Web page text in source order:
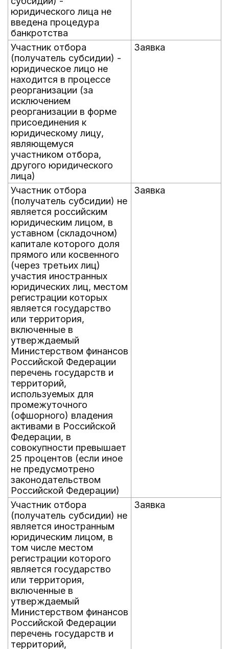
юридического лица не
введена процедура
банкротства
Участник отбора
(получатель субсидии) -
юридическое лицо не
находится в процессе
реорганизации (за
исключением
реорганизации в форме
присоединения к
юридическому лицу,
являющемуся
участником отбора,
другого юридического
лица)
Заявка
Участник отбора
(получатель субсидии) не
является российским
юридическим лицом, в
уставном (складочном)
капитале которого доля
прямого или косвенного
(через третьих лиц)
участия иностранных
юридических лиц, местом
регистрации которых
является государство
или территория,
включенные в
утверждаемый
Министерством финансов
Российской Федерации
перечень государств и
территорий,
используемых для
промежуточного
(офшорного) владения
активами в Российской
Федерации, в
совокупности превышает
25 процентов (если иное
не предусмотрено
законодательством
Российской Федерации)
Заявка
Участник отбора
(получатель субсидии) не
является иностранным
юридическим лицом, в
том числе местом
регистрации которого
является государство
или территория,
включенные в
утверждаемый
Министерством финансов
Российской Федерации
перечень государств и
территорий,
Заявка